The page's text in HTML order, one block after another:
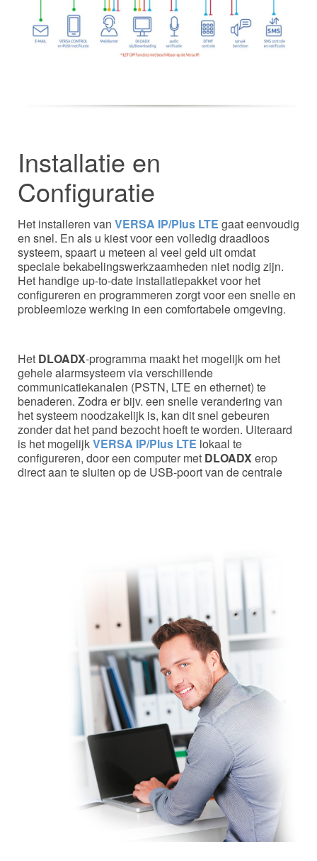
Installatie en
Configuratie
Het installeren van VERSA IP/Plus LTE gaat eenvoudig
en snel. En als u kiest voor een volledig draadloos
systeem, spaart u meteen al veel geld uit omdat
speciale bekabelingswerkzaamheden niet nodig zijn.
Het handige up-to-date installatiepakket voor het
configureren en programmeren zorgt voor een snelle en
probleemloze werking in een comfortabele omgeving.
Het DLOADX-programma maakt het mogelijk om het
gehele alarmsysteem via verschillende
communicatiekanalen (PSTN, LTE en ethernet) te
benaderen. Zodra er bijv. een snelle verandering van
het systeem noodzakelijk is, kan dit snel gebeuren
zonder dat het pand bezocht hoeft te worden. Uiteraard
is het mogelijkVERSA IP/Plus LTE lokaal te
configureren, door een computer met DLOADXerop
direct aan te sluiten op de USB-poort van de centrale